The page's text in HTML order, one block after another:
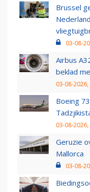
Brussel
03-08-
Airbus
beklad
03-08-
Boeing
03-08-
Geruzie
Mallorca
03-08-